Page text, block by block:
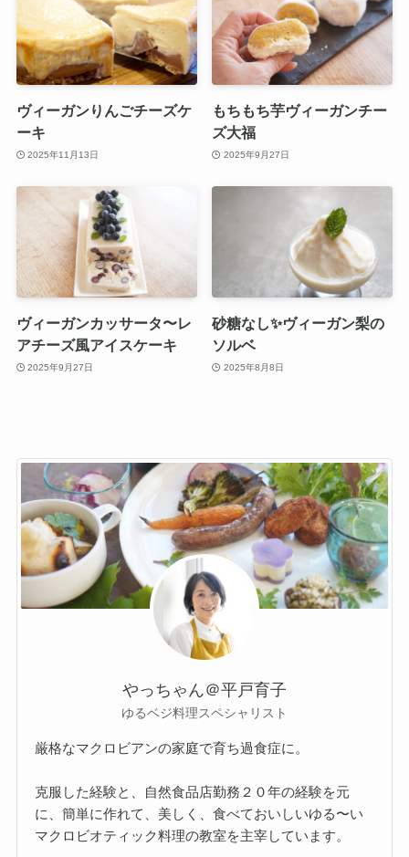
ヴィーガンりんごチーズケ
ーキ
2025年11月13日
もちもち芋ヴィーガンチー
ズ大福
2025年9月27日
ヴィーガンカッサータ〜レ
アチーズ風アイスケーキ
2025年9月27日
砂糖なし✨ヴィーガン梨の
ソルベ
2025年8月8日
やっちゃん＠平戸育子
ゆるベジ料理スペシャリスト
厳格なマクロビアンの家庭で育ち過食症に。
克服した経験と、自然食品店勤務２０年の経験を元
に、簡単に作れて、美しく、食べておいしいゆる〜い
マクロビオティック料理の教室を主宰しています。